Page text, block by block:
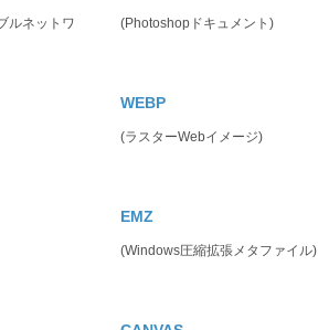
ルネットワ
(Photoshopドキュメント)
WEBP
(ラスターWebイメージ)
EMZ
(Windows圧縮拡張メタファイル)